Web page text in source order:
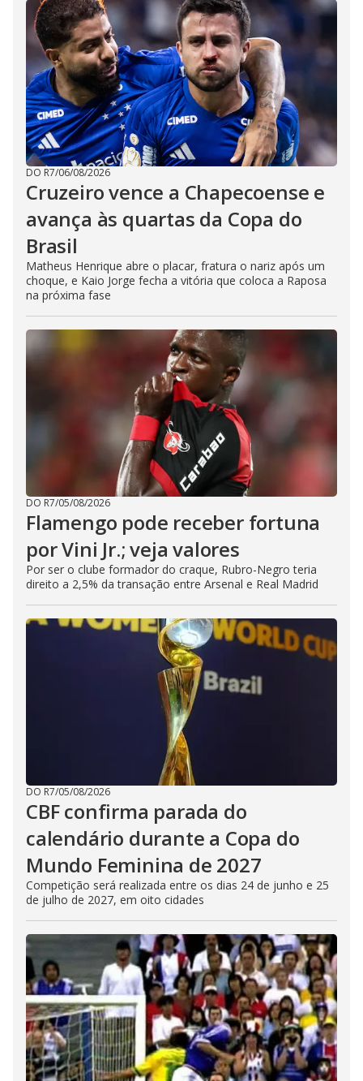
DO R7/06/08/2026
Cruzeiro vence a Chapecoense e
avança às quartas da Copa do
Brasil
Matheus Henrique abre o placar, fratura o nariz após um
choque, e Kaio Jorge fecha a vitória que coloca a Raposa
na próxima fase
DO R7/05/08/2026
Flamengo pode receber fortuna
por Vini Jr.; veja valores
Por ser o clube formador do craque, Rubro-Negro teria
direito a 2,5% da transação entre Arsenal e Real Madrid
DO R7/05/08/2026
CBF confirma parada do
calendário durante a Copa do
Mundo Feminina de 2027
Competição será realizada entre os dias 24 de junho e 25
de julho de 2027, em oito cidades